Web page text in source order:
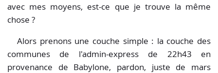
avec mes moyens, est-ce que je trouve la même
chose ?
Alors prenons une couche simple : la couche des
communes de l'admin-express de 22h43 en
provenance de Babylone, pardon, juste de mars